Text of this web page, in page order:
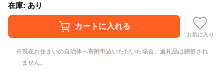
在庫: あり
お気に入り
現在お住まいの自治体へ寄附申込いただいた場合、返礼品は贈答され
ません。